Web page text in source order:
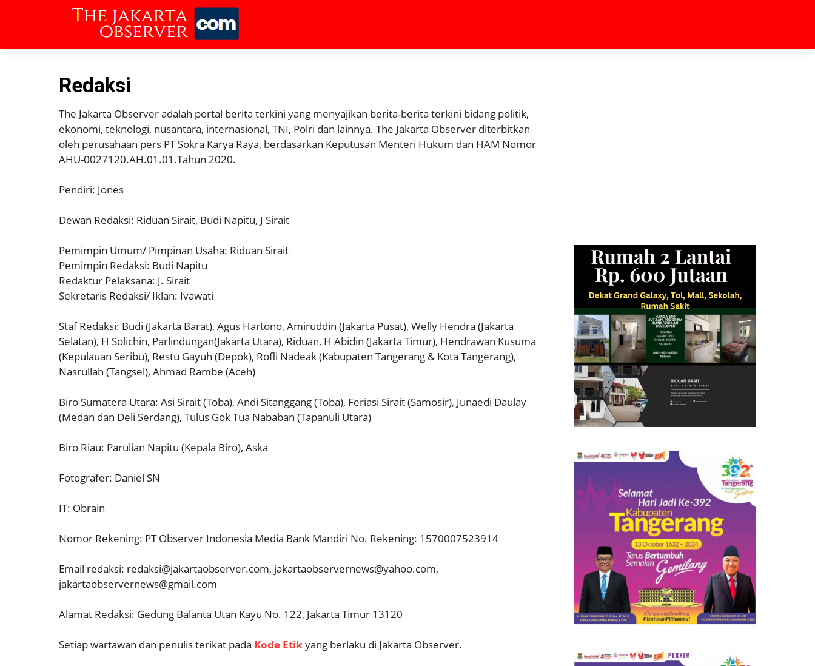
Redaksi
The Jakarta Observer adalah portal berita terkini yang menyajikan berita-berita terkini bidang politik,
ekonomi, teknologi, nusantara, internasional, TNI, Polri dan lainnya. The Jakarta Observer diterbitkan
oleh perusahaan pers PT Sokra Karya Raya, berdasarkan Keputusan Menteri Hukum dan HAM Nomor
AHU-0027120.AH.01.01.Tahun 2020.
Pendiri: Jones
Dewan Redaksi: Riduan Sirait, Budi Napitu, J Sirait
Pemimpin Umum/ Pimpinan Usaha: Riduan Sirait
Pemimpin Redaksi: Budi Napitu
Redaktur Pelaksana: J. Sirait
Sekretaris Redaksi/ Iklan: Ivawati
Staf Redaksi: Budi (Jakarta Barat), Agus Hartono, Amiruddin (Jakarta Pusat), Welly Hendra (Jakarta
Selatan), H Solichin, Parlindungan(Jakarta Utara), Riduan, H Abidin (Jakarta Timur), Hendrawan Kusuma
(Kepulauan Seribu), Restu Gayuh (Depok), Rofli Nadeak (Kabupaten Tangerang & Kota Tangerang),
Nasrullah (Tangsel), Ahmad Rambe (Aceh)
Biro Sumatera Utara: Asi Sirait (Toba), Andi Sitanggang (Toba), Feriasi Sirait (Samosir), Junaedi Daulay
(Medan dan Deli Serdang), Tulus Gok Tua Nababan (Tapanuli Utara)
Biro Riau: Parulian Napitu (Kepala Biro), Aska
Fotografer: Daniel SN
IT: Obrain
Nomor Rekening: PT Observer Indonesia Media Bank Mandiri No. Rekening: 1570007523914
Email redaksi: redaksi@jakartaobserver.com, jakartaobservernews@yahoo.com,
jakartaobservernews@gmail.com
Alamat Redaksi: Gedung Balanta Utan Kayu No. 122, Jakarta Timur 13120
Setiap wartawan dan penulis terikat pada Kode Etikyang berlaku di Jakarta Observer.